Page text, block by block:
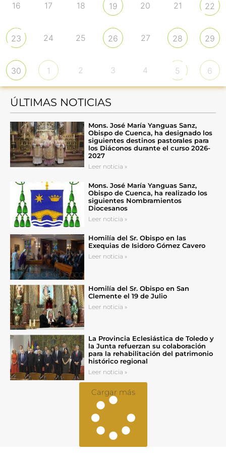
16 17 18 19 20 21 22
23 24 25 26 27 28 29
30 1 2 3 4 5 6
ÚLTIMAS NOTICIAS
Mons. José María Yanguas Sanz,
Obispo de Cuenca, ha designado los
siguientes destinos pastorales para
los Diáconos durante el curso 2026-
2027
Leer noticia »
Mons. José María Yanguas Sanz,
Obispo de Cuenca, ha realizado los
siguientes Nombramientos
Diocesanos
Leer noticia »
Homilía del Sr. Obispo en las
Exequias de Isidoro Gómez Cavero
Leer noticia »
Homilía del Sr. Obispo en San
Clemente el 19 de Julio
Leer noticia »
La Provincia Eclesiástica de Toledo y
la Junta refuerzan su colaboración
para la rehabilitación del patrimonio
histórico regional
Leer noticia »
Cargar más